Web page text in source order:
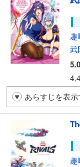
趣
武
5.0
あらすじを表示
趣